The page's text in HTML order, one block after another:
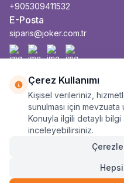
+905309411532
E-Posta
siparis@joker.com.tr
Facebook
İnstagram
YoutubeLinkedin
Çerez Kullanımı
Kişisel verileriniz,
sunulması için
Konuyla ilgili detaylı bilgi
inceleyebilirsiniz.